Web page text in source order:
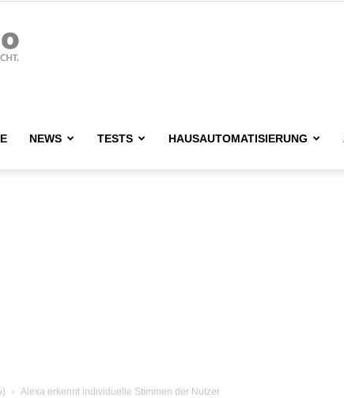
NEWS TESTS HAUSAUTOMATISIERUNG
Alexa erkennt individuelle Stimmen der Nutzer